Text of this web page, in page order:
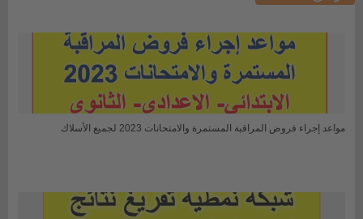
مواعد إجراء فروض المراقبة المستمرة والامتحانات 2023 لجميع الأسلاك